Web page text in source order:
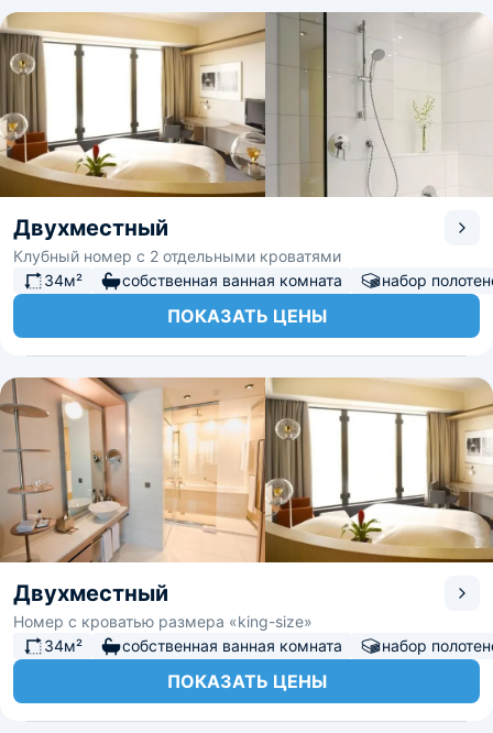
Двухместный
Клубный номер с 2 отдельными кроватями
34м²
собственная ванная комната набор
ПОКАЗАТЬ ЦЕНЫ
Двухместный
Номер с кроватью размера «king-size»
34м²
собственная ванная комната набор
ПОКАЗАТЬ ЦЕНЫ